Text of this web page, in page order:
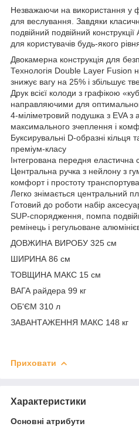
Незважаючи на використання у
для веслування. Завдяки
подвійний подвійний
для користувачів будь-якого
Двокамерна конструкція для
Технологія Double Layer Fusion
знижує вагу на 25% і збільшує
Друк всієї колоди з графікою
направляючими для
4-міліметровий подушка з EVA
максимального зчеплення і
Буксирувальні D-образні кільця
преміум-класу
Інтегрована передня еластична
Центральна ручка з нейлону з
комфорт і простоту
Легко знімається центральний
Готовий до роботи набір
SUP-спорядження, помпа
ремінець і регульоване
ДОВЖИНА ВИРОБУ 325 см
ШИРИНА 86 см
ТОВЩИНА МАКС 15 см
ВАГА райдера 99 кг
ОБ'ЄМ 310 л
ЗАВАНТАЖЕННЯ МАКС 148 кг
Приховати
Характеристики
Основні атрибути